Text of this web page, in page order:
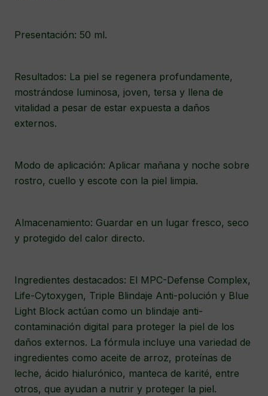
Presentación: 50 ml.
Resultados: La piel se regenera profundamente,
mostrándose luminosa, joven, tersa y llena de
vitalidad a pesar de estar expuesta a daños
externos.
Modo de aplicación: Aplicar mañana y noche sobre
rostro, cuello y escote con la piel limpia.
Almacenamiento: Guardar en un lugar fresco, seco
y protegido del calor directo.
Ingredientes destacados: El MPC-Defense Complex,
Life-Cytoxygen, Triple Blindaje Anti-polución y Blue
Light Block actúan como un blindaje anti-
contaminación digital para proteger la piel de los
daños externos. La fórmula incluye una variedad de
ingredientes como aceite de arroz, proteínas de
leche, ácido hialurónico, manteca de karité, entre
otros, que ayudan a nutrir y proteger la piel.